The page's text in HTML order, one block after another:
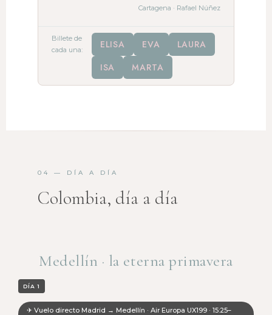
Cartagena · Rafael Núñez
Billete de
cada una:
ELISA EVA
LAURA
ISA
MARTA
04 — DÍA A DÍA
Colombia, día a día
Medellín · la eterna primavera
DÍA 1
✈ Vuelo directo Madrid → Medellín · Air Europa UX199 · 15:25–